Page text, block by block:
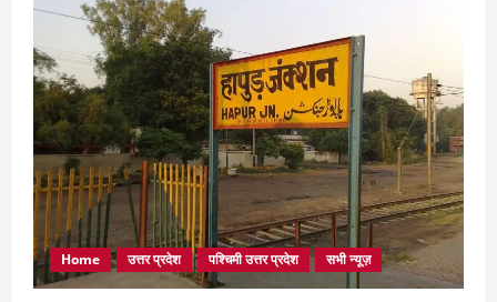
Home उत्तर प्रदेश पश्चिमी उत्तर प्रदेश सभी न्यूज़